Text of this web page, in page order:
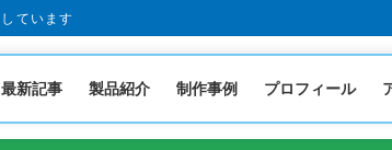
ています
最新記事 製品紹介 制作事例 プロフィール